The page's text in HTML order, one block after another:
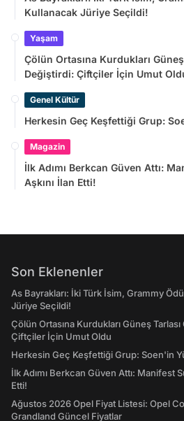
Kullanacak Jüriye Seçildi!
Yaşam
Çölün Ortasına Kurdukları
Değiştirdi: Çiftçiler İçin Umut
Genel Kültür
Herkesin Geç Keşfettiği Grup:
Magazin
İlk Adımı Berkcan Güven Attı:
Aşkını İlan Etti!
Son Eklenenler
As Bayrakları: İki Türk İsim, Grammy
Jüriye Seçildi!
Çölün Ortasına Kurdukları Güneş
Çiftçiler İçin Umut Oldu
Herkesin Geç Keşfettiği Grup: Soen'in
İlk Adımı Berkcan Güven Attı: Manifest
Etti!
Ağustos 2026 Opel Fiyat Listesi: Opel
Grandland Güncel Fiyatlar